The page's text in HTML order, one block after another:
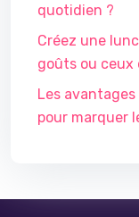
quotidien ?
Créez une
goûts ou
Les
pour marquer